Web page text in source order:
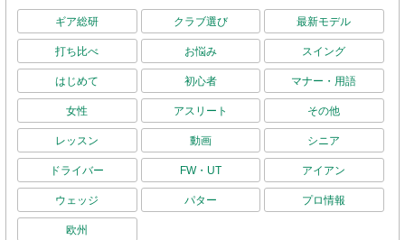
ギア総研 クラブ選び 最新モデル
打ち比べ お悩み スイング
はじめて 初心者 マナー・用語
女性 アスリート その他
レッスン 動画 シニア
ドライバー FW・UT アイアン
ウェッジ パター プロ情報
欧州